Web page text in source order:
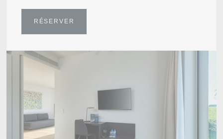
RÉSERVER
Localiser
Rentmeesterij
4****
Kasteelstraat 2, 3740